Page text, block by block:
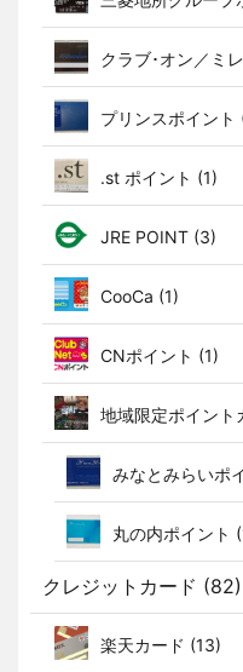
クラブ･オン／ミ
プリンスポイント
.st ポイント (1)
JRE POINT (3)
CooCa (1)
CNポイント (1)
地域限定ポイント
みなとみらいポ
丸の内ポイント
クレジットカード (82)
楽天カード (13)